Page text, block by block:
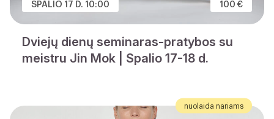
SPALIO 17 D. 10:00 100 €
Dviejų dienų seminaras-pratybos su
meistru Jin Mok | Spalio 17-18 d.
nuolaida nariams